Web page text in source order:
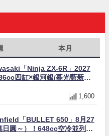
本月
「Ninja ZX-6R」2027
四缸×銀河銀/暮光藍新色
1,600
「BULLET 650」8月27
日圓～）！648cc空冷並列雙